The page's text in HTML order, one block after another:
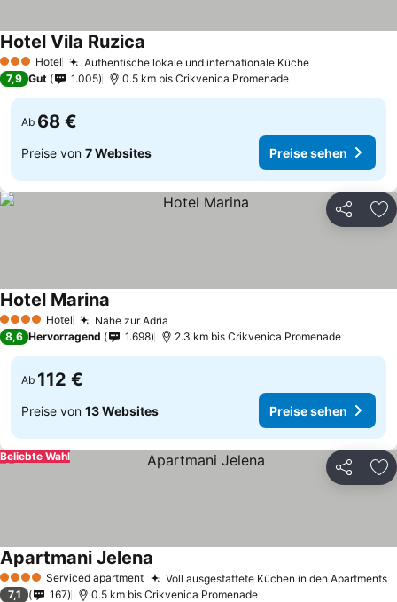
3 SterneHotel Authentische lokale und internationale Küche
Hotel Vila Ruzica
7,9 Gut 1.005 0.5 km bis Crikvenica Promenade
Ab 68 €
Preise von 7 Websites Preise sehen
Teilen
4 Sterne Hotel Nähe zur Adria
Hotel Marina
8,6 Hervorragend 1.698 2.3 km bis Crikvenica Promenade
Ab 112 €
Preise von 13 Websites Preise sehen
Teilen
Beliebte Wahl
4 Sterne Serviced apartment Voll ausgestattete Küchen in den Apartments
Apartmani Jelena
7,1 167 0.5 km bis Crikvenica Promenade